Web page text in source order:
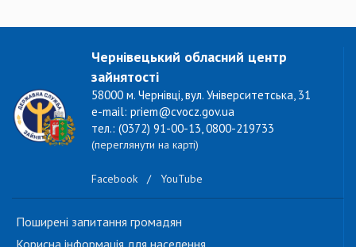
Чернівецький обласний центр
зайнятості
58000 м. Чернівці, вул. Університетська, 31
e-mail: priem@cvocz.gov.ua
тел.: (0372) 91-00-13, 0800-219733
(переглянути на карті)
Facebook / YouTube
Поширені запитання громадян